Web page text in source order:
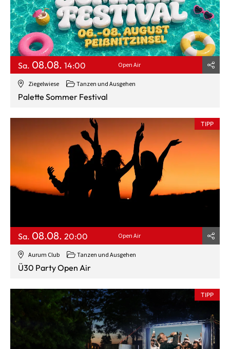
Ziegelwiese Tanzen und Ausgehen
Sa. 08.08. 14:00 Open Air
Palette Sommer Festival
Aurum Club Tanzen und Ausgehen
TIPP
Sa. 08.08. 20:00 Open Air
Ü30 Party Open Air
TIPP